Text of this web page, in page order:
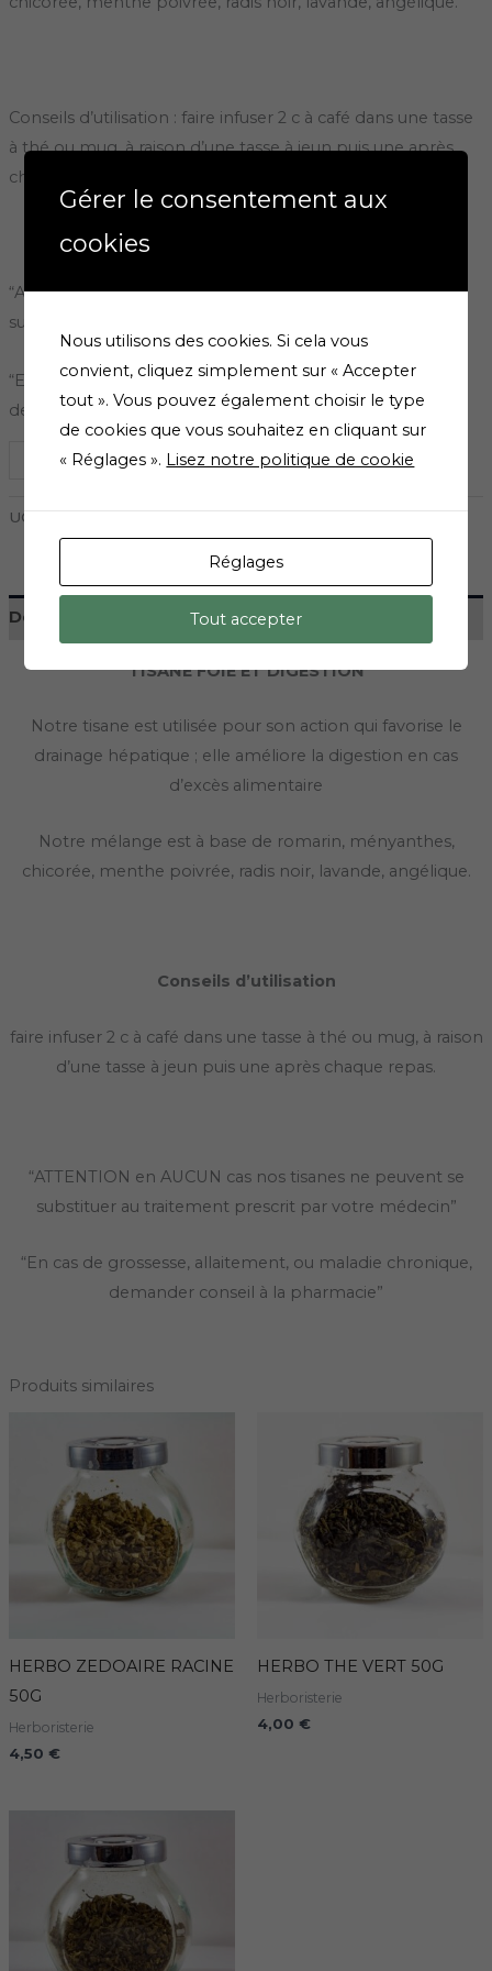
Conseils d’utilisation : faire infuser 2 c à café dans une tasse
à thé ou mug, à raison d’une tasse à jeun puis une après
chaque repas
“ATTENTION en AUCUN cas nos tisanes ne peuvent se
substituer au traitement prescrit par votre médecin”
“En cas de grossesse, allaitement, ou maladie chronique,
demander conseil à la pharmacie”
AJOUTER AU PANIER
UGS :19 Catégories :Herboristerie,Tisane
Description
TISANE FOIE ET DIGESTION
Notre tisane est utilisée pour son action qui favorise le
drainage hépatique ; elle améliore la digestion en cas
d’excès alimentaire
Notre mélange est à base de romarin, ményanthes,
chicorée, menthe poivrée, radis noir, lavande, angélique.
Conseils d’utilisation
faire infuser 2 c à café dans une tasse à thé ou mug, à raison
d’une tasse à jeun puis une après chaque repas.
“ATTENTION en AUCUN cas nos tisanes ne peuvent se
substituer au traitement prescrit par votre médecin”
“En cas de grossesse, allaitement, ou maladie chronique,
demander conseil à la pharmacie”
Produits similaires
HERBO ZEDOAIRE RACINE
50G
Herboristerie
4,50 €
HERBO THE VERT 50G
Herboristerie
4,00 €
Gérer le consentement aux
cookies
Nous utilisons des cookies. Si cela vous
convient, cliquez simplement sur « Accepter
tout ». Vous pouvez également choisir le type
de cookies que vous souhaitez en cliquant sur
« Réglages ». Lisez notre politique de cookie
Réglages
Tout accepter